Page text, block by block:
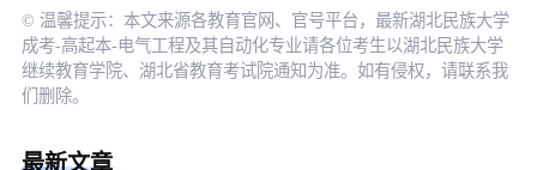
© 温馨提示：本文来源各教育官网、官号平台，最新湖北民族大学
成考-高起本-电气工程及其自动化专业请各位考生以湖北民族大学
继续教育学院、湖北省教育考试院通知为准。如有侵权，请联系我
们删除。
最新文章